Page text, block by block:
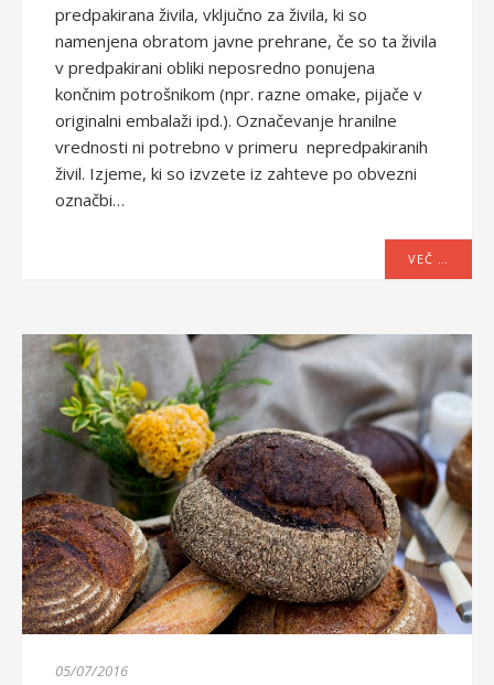
predpakirana živila, vključno za živila, ki so
namenjena obratom javne prehrane, če so ta živila
v predpakirani obliki neposredno ponujena
končnim potrošnikom (npr. razne omake, pijače v
originalni embalaži ipd.). Označevanje hranilne
vrednosti ni potrebno v primeru nepredpakiranih
živil. Izjeme, ki so izvzete iz zahteve po obvezni
označbi…
VEČ …
05/07/2016